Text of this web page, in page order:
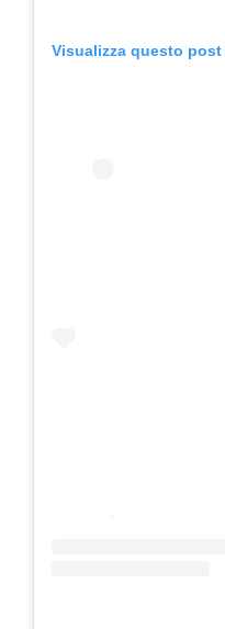
Visualizza questo